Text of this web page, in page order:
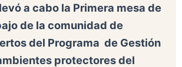
a cabo la Primera mesa de
de la comunidad de
del Programa de Gestión
protectores del